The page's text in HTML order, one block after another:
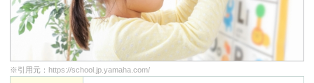
※引用元： https://school.jp.yamaha.com/